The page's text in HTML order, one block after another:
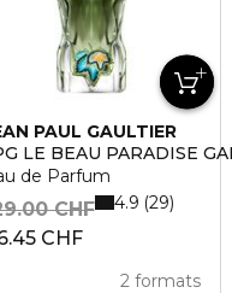
PAUL GAULTIER
LE BEAU PARADISE
de Parfum
CHF
CHF
2 formats
4.9 29